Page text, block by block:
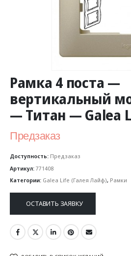
Рамка 4 поста —
вертикальный
— Титан — Galea
Предзаказ
Доступность: Предзаказ
Артикул: 771408
Категории: Galea Life (Галея Лайф), Рамки
ОСТАВИТЬ ЗАЯВКУ